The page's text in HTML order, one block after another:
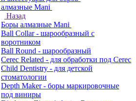
Mani
Назад
Боры алмазные Mani
Ball Collar - шарообразный c
воротником
Ball Round - шарообразный
Cerec Related - для обработки под Cerec
Child Dentistry - для детской
стоматологии
Depth Maker - боры маркировочные
под виниры